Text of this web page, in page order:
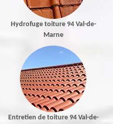
Hydrofuge toiture 94 Val-de-
Marne
Entretien de toiture 94 Val-de-